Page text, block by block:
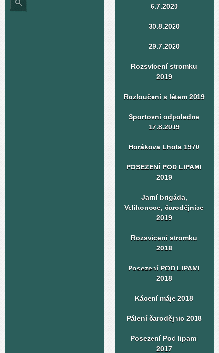
6.7.2020
30.8.2020
29.7.2020
Rozsvícení stromku
2019
Rozloučení s létem 2019
Sportovní odpoledne
17.8.2019
Horákova Lhota 1970
POSEZENÍ POD LIPAMI
2019
Jarní brigáda,
Velikonoce, čarodějnice
2019
Rozsvícení stromku
2018
Posezení POD LIPAMI
2018
Kácení máje 2018
Pálení čarodějnic 2018
Posezení Pod lipami
2017